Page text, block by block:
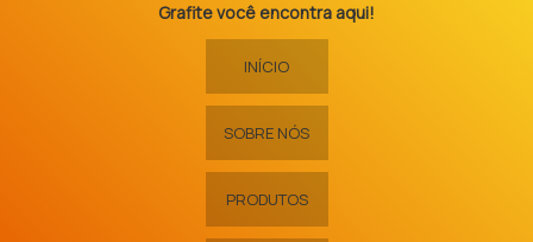
Grafite você encontra aqui!
INÍCIO
SOBRE NÓS
PRODUTOS